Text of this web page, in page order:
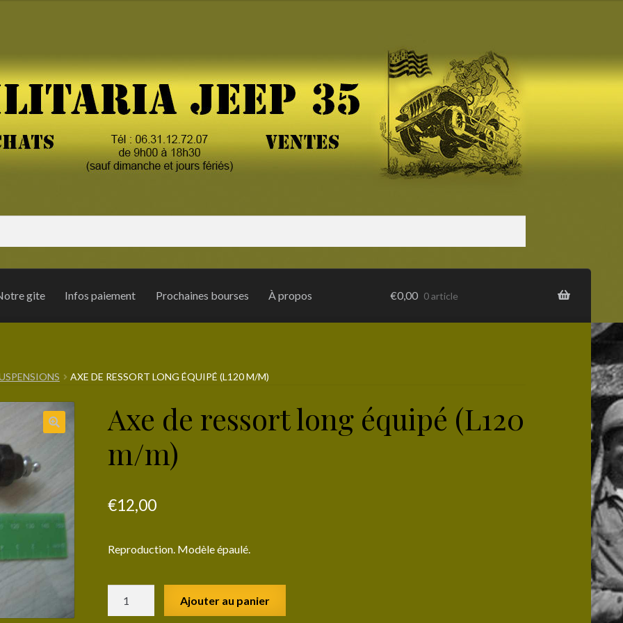
gite Infos paiement Prochaines bourses À propos €0,00 0 article
AXE DE RESSORT LONG ÉQUIPÉ (L120 M/M)
Axe de ressort long équipé (L120
m/m)
€12,00
Reproduction.Modèle épaulé.
Ajouter au panier